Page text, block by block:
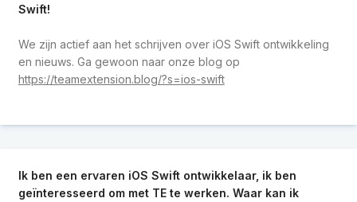
Swift!
We zijn actief aan het schrijven over iOS Swift ontwikkeling
en nieuws. Ga gewoon naar onze blog op
https://teamextension.blog/?s=ios-swift
Ik ben een ervaren iOS Swift ontwikkelaar, ik ben
geïnteresseerd om met TE te werken. Waar kan ik